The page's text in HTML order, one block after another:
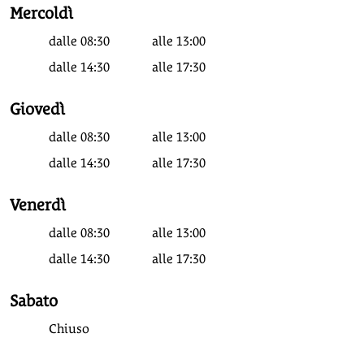
Mercoldì
dalle 08:30 alle 13:00
dalle 14:30 alle 17:30
Giovedì
dalle 08:30 alle 13:00
dalle 14:30 alle 17:30
Venerdì
dalle 08:30 alle 13:00
dalle 14:30 alle 17:30
Sabato
Chiuso